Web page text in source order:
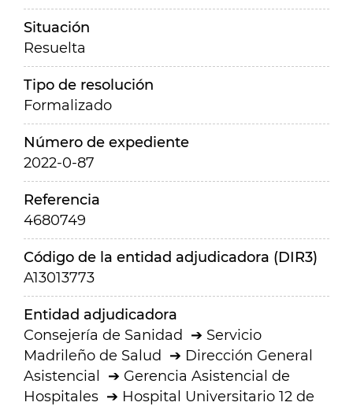
Situación
Resuelta
Tipo de resolución
Formalizado
Número de expediente
2022-0-87
Referencia
4680749
Código de la entidad adjudicadora (DIR3)
A13013773
Entidad adjudicadora
Consejería de Sanidad
Servicio
Madrileño de Salud
Dirección General
Asistencial
Gerencia Asistencial de
Hospitales
Hospital Universitario 12 de